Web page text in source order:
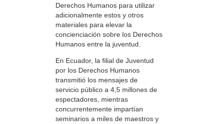
Derechos Humanos para utilizar
adicionalmente estos y otros
materiales para elevar la
concienciación sobre los Derechos
Humanos entre la juventud.
En Ecuador, la filial de Juventud
por los Derechos Humanos
transmitió los mensajes de
servicio público a 4,5 millones de
espectadores, mientras
concurrentemente impartían
seminarios a miles de maestros y